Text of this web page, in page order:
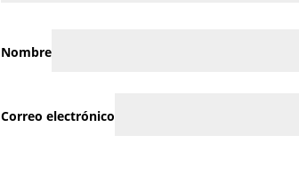
Nombre
Correo electrónico